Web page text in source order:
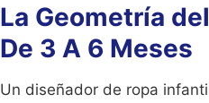
La Geometría
De 3 A 6 Meses
Un diseñador de ropa